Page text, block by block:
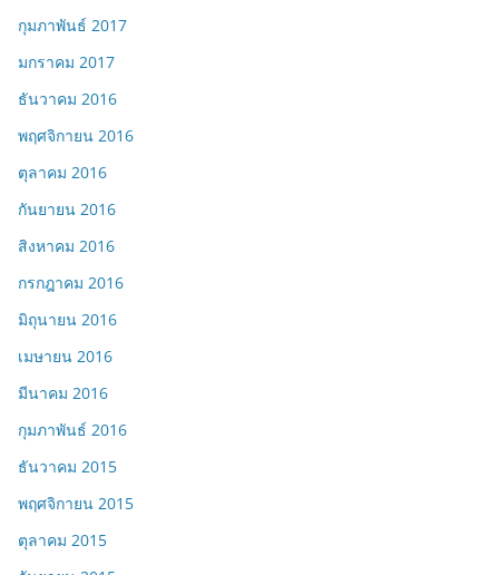
กุมภาพันธ์ 2017
มกราคม 2017
ธันวาคม 2016
พฤศจิกายน 2016
ตุลาคม 2016
กันยายน 2016
สิงหาคม 2016
กรกฎาคม 2016
มิถุนายน 2016
เมษายน 2016
มีนาคม 2016
กุมภาพันธ์ 2016
ธันวาคม 2015
พฤศจิกายน 2015
ตุลาคม 2015